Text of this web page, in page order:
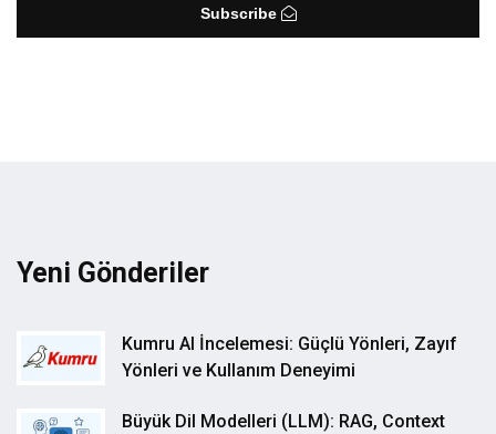
Subscribe
Yeni Gönderiler
Kumru AI İncelemesi: Güçlü Yönleri, Zayıf
Yönleri ve Kullanım Deneyimi
Büyük Dil Modelleri (LLM): RAG, Context